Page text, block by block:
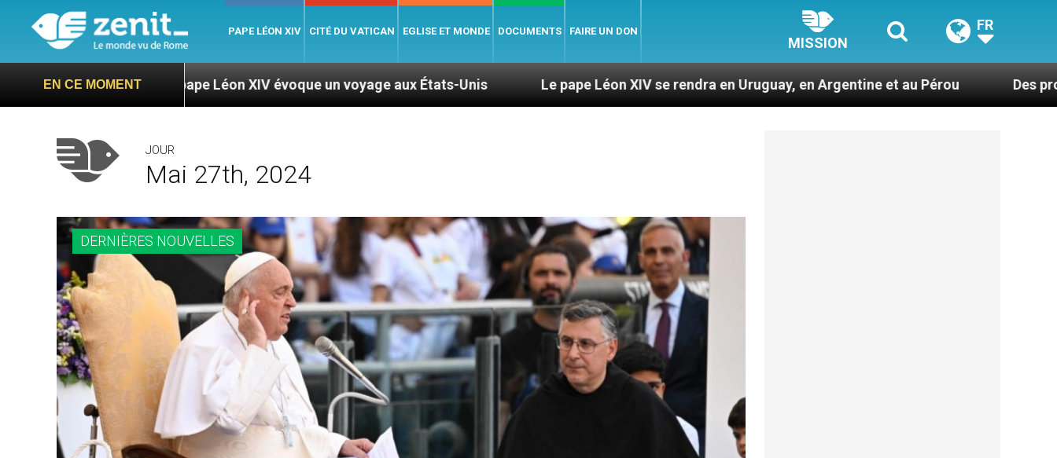
PAPE LÉON XIV CITÉ DU VATICAN EGLISE ET MONDE DOCUMENTS FAIRE UN DON
MISSION
FR
EN CE MOMENT
Le pape Léon XIV évoque un voyage aux États-Unis Le pape Léon XIV se rendra en Uruguay, en Argentine et au Pérou Des prophètes d’harmonie
JOUR
Mai 27th, 2024
DERNIÈRES NOUVELLES